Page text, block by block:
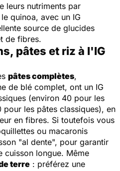
leurs nutriments par
quinoa, avec un IG
source de glucides
de fibres.
pâtes et riz à l'IG
pâtes complètes,
de blé complet, ont un IG
(environ 40 pour les
les pâtes classiques), en
en fibres. Si toutefois vous
ou macaronis
"al dente", pour garantir
cuisson longue. Même
terre : préférez une